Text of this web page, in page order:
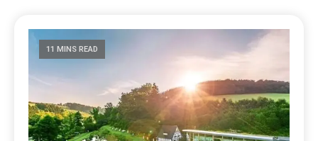
11 MINS READ